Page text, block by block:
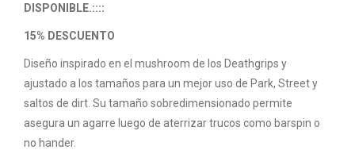
DISPONIBLE.::::
15% DESCUENTO
Diseño inspirado en el mushroom de los Deathgrips y
ajustado a los tamaños para un mejor uso de Park, Street y
saltos de dirt. Su tamaño sobredimensionado permite
asegura un agarre luego de aterrizar trucos como barspin o
no hander.